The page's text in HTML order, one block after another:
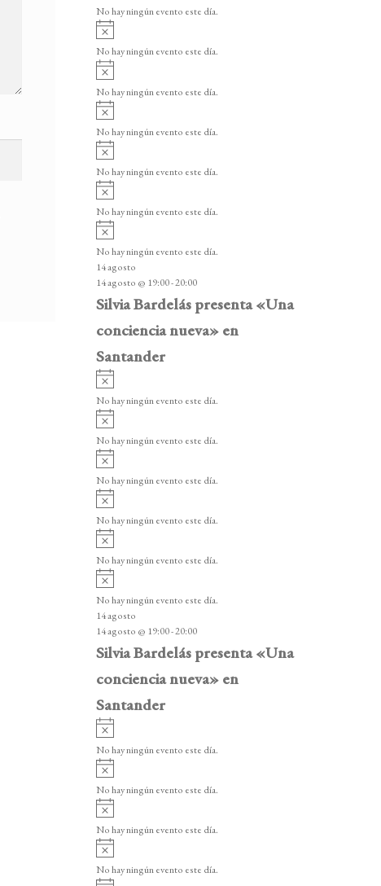
e
n
t
o
s
o
i
o
No hay ningún evento este día.
v
i
o
No hay ningún evento este día.
A
v
i
o
No hay ningún evento este día.
A
v
i
o
No hay ningún evento este día.
v
i
o
No hay ningún evento este día.
v
i
o
No hay ningún evento este día.
v
i
s
o
No hay ningún evento este día.
14 agosto
14 agosto @ 19:00-20:00
Silvia Bardelás presenta «Una
conciencia nueva» en
Santander
v
i
o
No hay ningún evento este día.
v
i
o
No hay ningún evento este día.
v
i
o
No hay ningún evento este día.
v
i
o
No hay ningún evento este día.
v
i
o
No hay ningún evento este día.
v
i
s
o
No hay ningún evento este día.
14 agosto
14 agosto @ 19:00-20:00
Silvia Bardelás presenta «Una
conciencia nueva» en
Santander
A
v
i
o
No hay ningún evento este día.
A
v
i
o
No hay ningún evento este día.
v
i
o
No hay ningún evento este día.
v
i
No hay ningún evento este día.